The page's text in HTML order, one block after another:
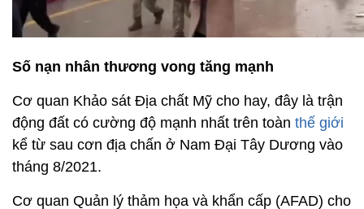
Số nạn nhân thương vong tăng mạnh
Cơ quan Khảo sát Địa chất Mỹ cho hay, đây là trận
động đất có cường độ mạnh nhất trên toàn thế giới
kể từ sau cơn địa chấn ở Nam Đại Tây Dương vào
tháng 8/2021.
Cơ quan Quản lý thảm họa và khẩn cấp (AFAD) cho